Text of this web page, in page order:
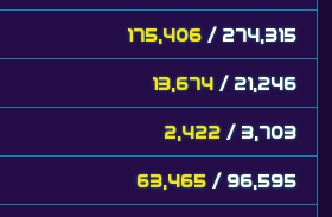
175,406 / 274,315
13,674 / 21,246
2,422 / 3,703
63,465 / 96,595